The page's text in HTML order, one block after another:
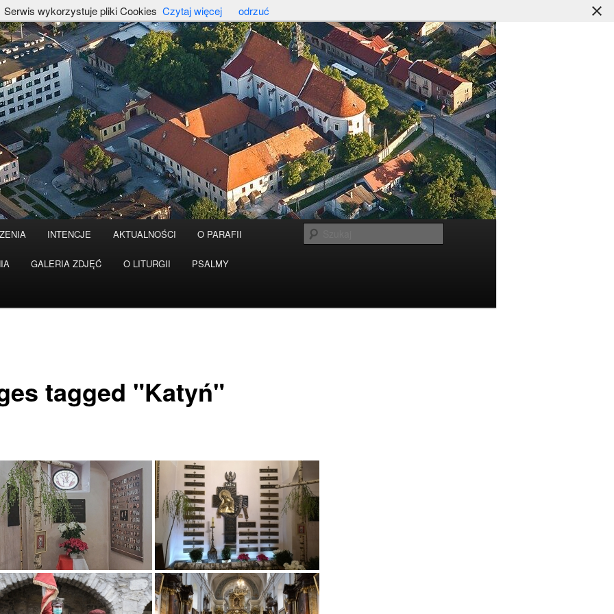
INTENCJE AKTUALNOŚCI O PARAFII
GALERIA ZDJĘĆ O LITURGII PSALMY
tagged "Katyń"
Serwis wykorzystuje pliki Cookies Czytaj więcej odrzuć